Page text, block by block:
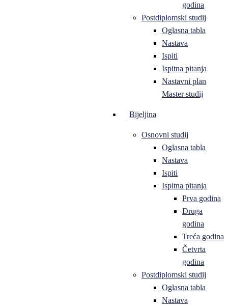
godina
Postdiplomski studij
Oglasna tabla
Nastava
Ispiti
Ispitna pitanja
Nastavni plan
Master studij
Bijeljina
Osnovni studij
Oglasna tabla
Nastava
Ispiti
Ispitna pitanja
Prva godina
Druga
godina
Treća godina
Četvrta
godina
Postdiplomski studij
Oglasna tabla
Nastava